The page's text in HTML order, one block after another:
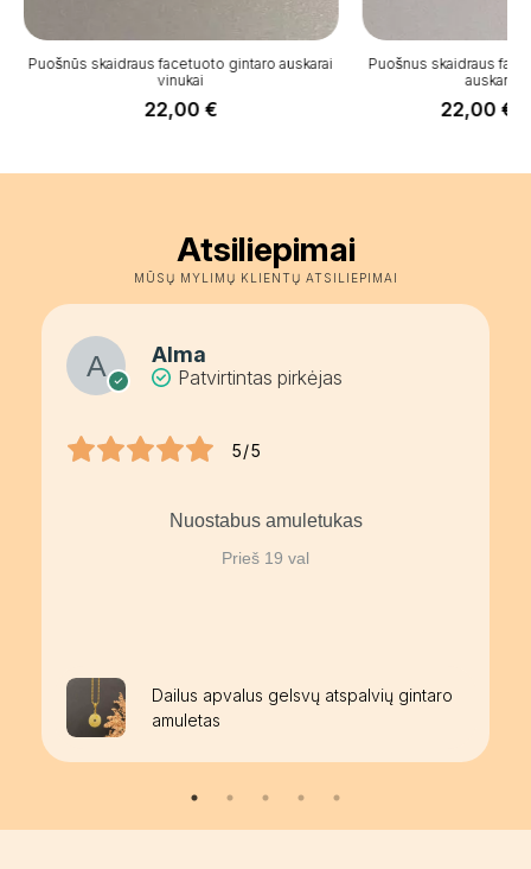
Puošnūs skaidraus facetuoto gintaro auskarai
vinukai
22,00€
Puošnus skaidraus
auskarų
22,00€
Atsiliepimai
MŪSŲ MYLIMŲ KLIENTŲ ATSILIEPIMAI
Alma
Patvirtintas pirkėjas
5/5
Nuostabus amuletukas
Prieš 19 val
Dailus apvalus gelsvų atspalvių gintaro
amuletas